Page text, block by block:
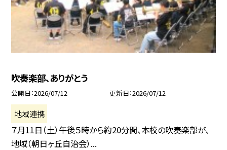
吹奏楽部、ありがとう
公開日 2026/07/12 更新日 2026/07/12
地域連携
７月11日（土）午後５時から約20分間、本校の吹奏楽部が、
地域（朝日ヶ丘自治会）...